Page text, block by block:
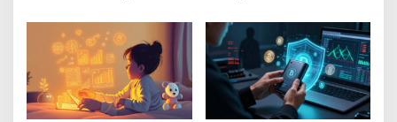
Dompet Anda